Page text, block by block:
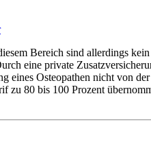
Bereich sind allerdings
eine private
Osteopathen nicht von
zu 80 bis 100 Prozent